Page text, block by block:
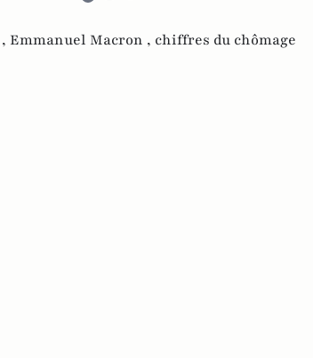
Emmanuel Macron , chiffres du chômage